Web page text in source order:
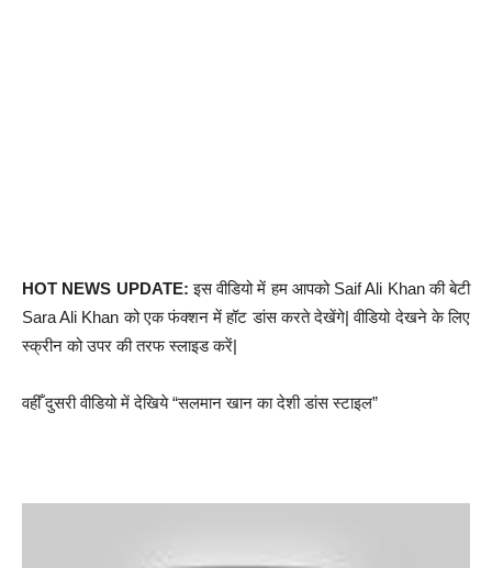
HOT NEWS UPDATE: इस वीडियो में हम आपको Saif Ali Khan की बेटी
Sara Ali Khan को एक फंक्शन में हॉट डांस करते देखेंगे| वीडियो देखने के लिए
स्क्रीन को उपर की तरफ स्लाइड करें|
वहीँ दुसरी वीडियो में देखिये “सलमान खान का देशी डांस स्टाइल”